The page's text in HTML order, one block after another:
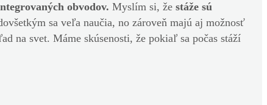
obvodov. Myslím si, že stáže sú
sa veľa naučia, no zároveň majú aj možnosť
na svet. Máme skúsenosti, že pokiaľ sa počas stáží